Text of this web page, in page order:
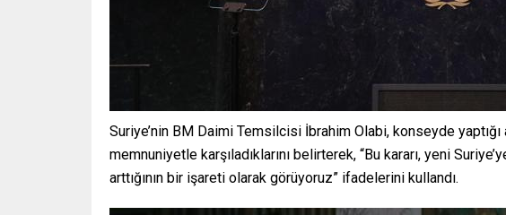
Suriye’nin BM Daimi Temsilcisi İbrahim Olabi, konseyde yaptığı
memnuniyetle karşıladıklarını belirterek, “Bu kararı, yeni
arttığının bir işareti olarak görüyoruz” ifadelerini kullandı.